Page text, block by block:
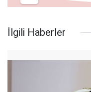
İlgili Haberler